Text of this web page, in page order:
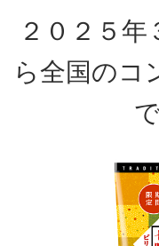
２０２５
ら全国のコ